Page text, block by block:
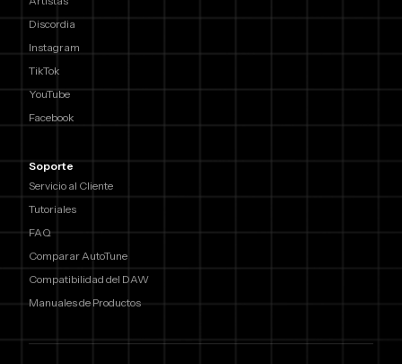
Discordia
Instagram
TikTok
YouTube
Facebook
Soporte
Servicio al Cliente
Tutoriales
FAQ
Comparar AutoTune
Compatibilidad del DAW
Manuales de Productos